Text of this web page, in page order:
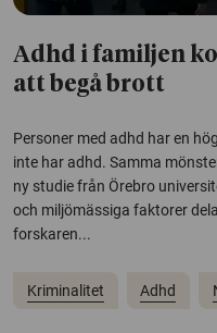
Adhd i familjen
att begå brott
Personer med adhd har en
inte har adhd. Samma
ny studie från Örebro
och miljömässiga faktorer
forskaren...
Kriminalitet Adhd